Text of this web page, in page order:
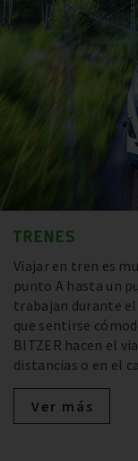
TRENES
Viajar en tren es
punto A hasta un
trabajan durante
que sentirse
BITZER hacen el
distancias o en el
Ver más